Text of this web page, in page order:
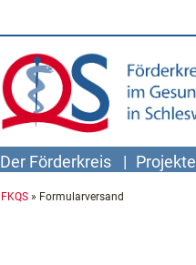
Der Förderkreis Projekte
FKQS » Formularversand